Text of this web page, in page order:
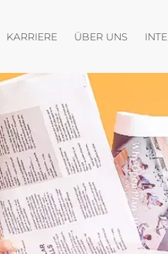
KARRIEREMenü öffnen
ÜBER UNS Menü